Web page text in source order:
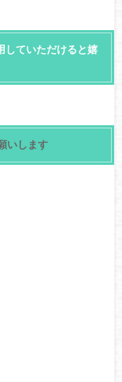
していただけると嬉
いします